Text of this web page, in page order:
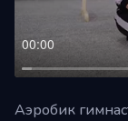
Аэробик